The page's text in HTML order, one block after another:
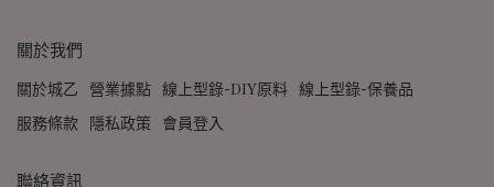
關於我們
關於城乙 營業據點 線上型錄-DIY原料 線上型錄-保養品
服務條款
隱私政策 會員登入
聯絡資訊